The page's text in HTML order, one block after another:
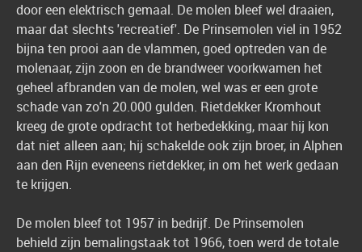
door een elektrisch gemaal. De molen bleef wel draaien,
maar dat slechts 'recreatief'. De Prinsemolen viel in 1952
bijna ten prooi aan de vlammen, goed optreden van de
molenaar, zijn zoon en de brandweer voorkwamen het
geheel afbranden van de molen, wel was er een grote
schade van zo'n 20.000 gulden. Rietdekker Kromhout
kreeg de grote opdracht tot herbedekking, maar hij kon
dat niet alleen aan; hij schakelde ook zijn broer, in Alphen
aan den Rijn eveneens rietdekker, in om het werk gedaan
te krijgen.
De molen bleef tot 1957 in bedrijf. De Prinsemolen
behield zijn bemalingstaak tot 1966, toen werd de totale